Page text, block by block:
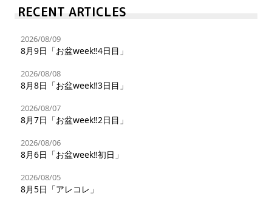
RECENT ARTICLES
2026/08/09
8月9日「お盆week‼︎4日目」
2026/08/08
8月8日「お盆week‼︎3日目」
2026/08/07
8月7日「お盆week‼︎2日目」
2026/08/06
8月6日「お盆week‼︎初日」
2026/08/05
8月5日「アレコレ」